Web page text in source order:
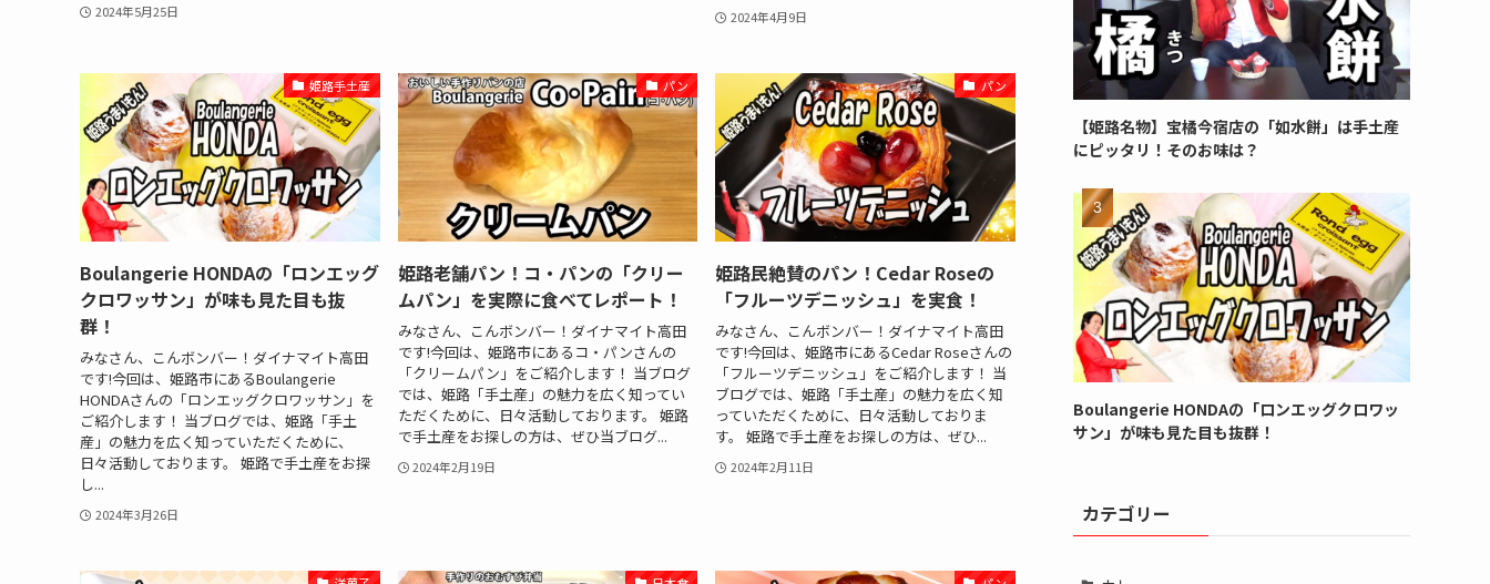
2024年5月25日 2024年4月9日
姫路手土産
Boulangerie HONDAの「ロンエッグ
クロワッサン」が味も見た目も抜
群！
みなさん、こんボンバー！ダイナマイト高田
です!今回は、姫路市にあるBoulangerie
HONDAさんの「ロンエッグクロワッサン」を
ご紹介します！ 当ブログでは、姫路「手土
産」の魅力を広く知っていただくために、
日々活動しております。 姫路で手土産をお探
し...
2024年3月26日
パン
姫路老舗パン！コ・パンの「クリー
ムパン」を実際に食べてレポート！
みなさん、こんボンバー！ダイナマイト高田
です!今回は、姫路市にあるコ・パンさんの
「クリームパン」をご紹介します！ 当ブログ
では、姫路「手土産」の魅力を広く知ってい
ただくために、日々活動しております。 姫路
で手土産をお探しの方は、ぜひ当ブログ...
2024年2月19日
パン
姫路民絶賛のパン！Cedar Roseの
「フルーツデニッシュ」を実食！
みなさん、こんボンバー！ダイナマイト高田
です!今回は、姫路市にあるCedar Roseさんの
「フルーツデニッシュ」をご紹介します！ 当
ブログでは、姫路「手土産」の魅力を広く知
っていただくために、日々活動しておりま
す。 姫路で手土産をお探しの方は、ぜひ...
2024年2月11日
【姫路名物】宝橘今宿店の「如水餅」は手土産
にピッタリ！そのお味は？
Boulangerie HONDAの「ロンエッグクロワッ
サン」が味も見た目も抜群！
カテゴリー